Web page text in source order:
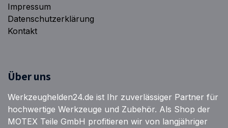
Impressum
Datenschutzerklärung
Kontakt
Über uns
Werkzeughelden24.de ist Ihr zuverlässiger Partner für
hochwertige Werkzeuge und Zubehör. Als Shop der
MOTEX Teile GmbH profitieren wir von langjähriger